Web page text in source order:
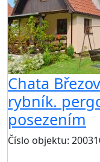
Chata
rybník.
posezením
Číslo objektu: